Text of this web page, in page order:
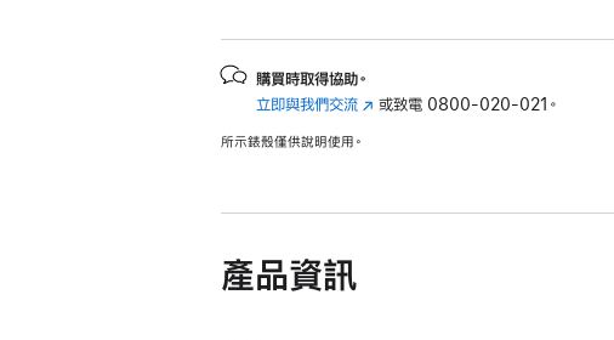
購買時取得協助。
立即與我們交流 (以 或致電 0800-020-021。
所示錶殼僅供說明使用。
產品資訊